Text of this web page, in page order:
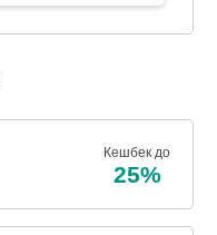
Кешбек до
25%